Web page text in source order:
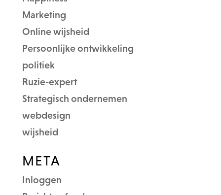
Marketing
Online wijsheid
Persoonlijke ontwikkeling
politiek
Ruzie-expert
Strategisch ondernemen
webdesign
wijsheid
META
Inloggen